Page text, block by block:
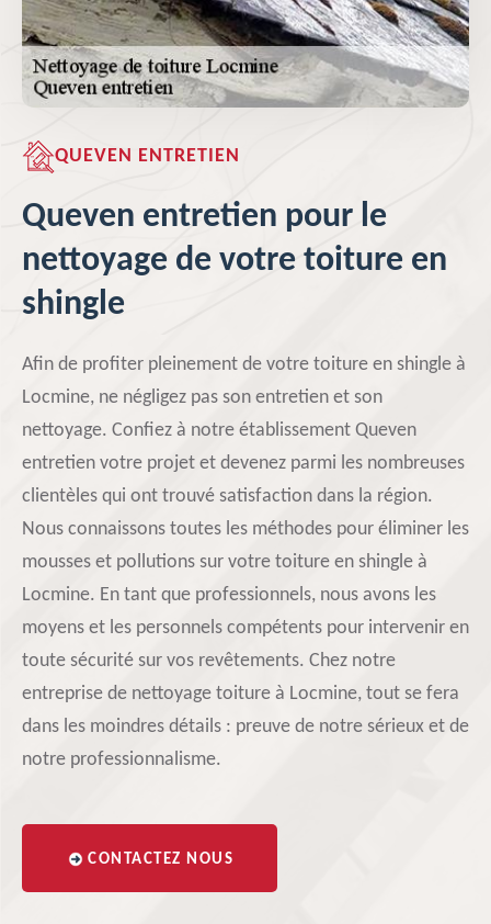
QUEVEN ENTRETIEN
Queven entretien pour le
nettoyage de votre toiture en
shingle
Afin de profiter pleinement de votre toiture en shingle à
Locmine, ne négligez pas son entretien et son
nettoyage. Confiez à notre établissement Queven
entretien votre projet et devenez parmi les nombreuses
clientèles qui ont trouvé satisfaction dans la région.
Nous connaissons toutes les méthodes pour éliminer les
mousses et pollutions sur votre toiture en shingle à
Locmine. En tant que professionnels, nous avons les
moyens et les personnels compétents pour intervenir en
toute sécurité sur vos revêtements. Chez notre
entreprise de nettoyage toiture à Locmine, tout se fera
dans les moindres détails : preuve de notre sérieux et de
notre professionnalisme.
CONTACTEZ NOUS